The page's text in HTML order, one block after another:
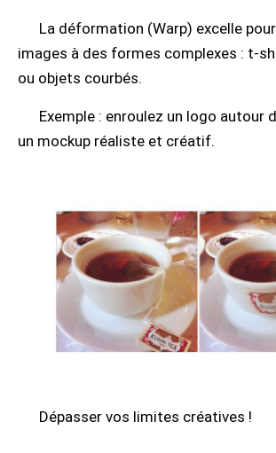
La déformation (Warp) excelle
images à des formes complexes : t-
ou objets courbés.
Exemple : enroulez un logo autour
un mockup réaliste et créatif.
Dépasser vos limites créatives !